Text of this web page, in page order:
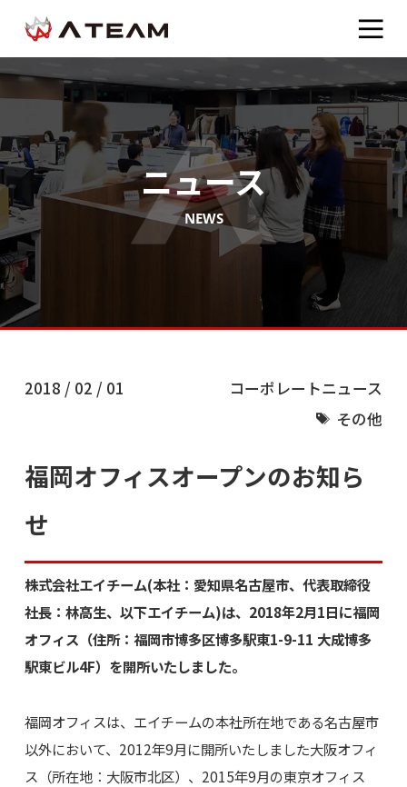
ニュース
NEWS
2018 / 02 / 01
コーポレートニュース
その他
福岡オフィスオープンのお知ら
せ
株式会社エイチーム(本社：愛知県名古屋市、代表取締役
社長：林高生、以下エイチーム)は、2018年2月1日に福岡
オフィス（住所：福岡市博多区博多駅東1-9-11 大成博多
駅東ビル4F）を開所いたしました。
福岡オフィスは、エイチームの本社所在地である名古屋市
以外において、2012年9月に開所いたしました大阪オフィ
ス（所在地：大阪市北区）、2015年9月の東京オフィス